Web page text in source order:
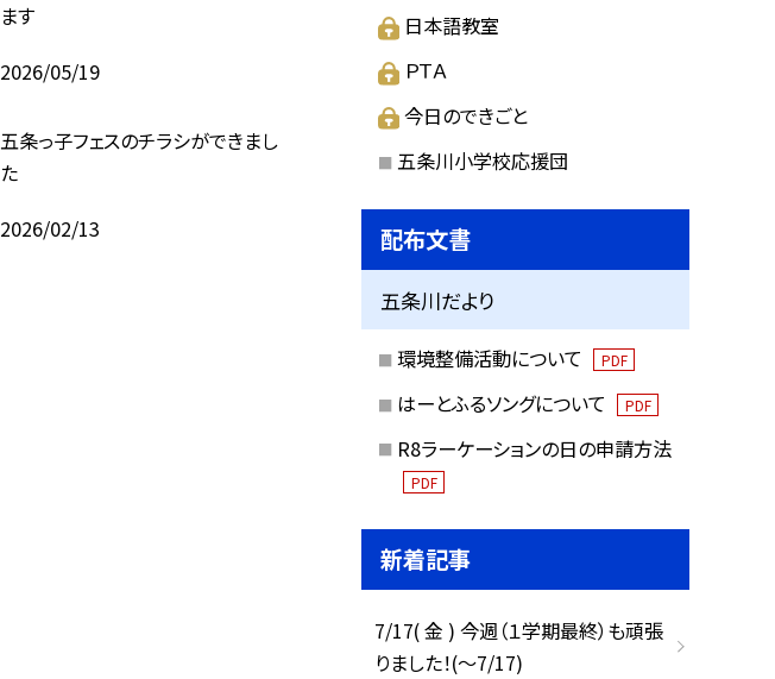
ます
2026/05/19
五条っ子フェスのチラシができまし
た
2026/02/13
日本語教室
ＰＴＡ
今日のできごと
五条川小学校応援団
配布文書
五条川だより
環境整備活動について PDF
はーとふるソングについて PDF
R8ラーケーションの日の申請方法
PDF
新着記事
7/17( 金 ) 今週（１学期最終）も頑張
りました！(〜7/17)